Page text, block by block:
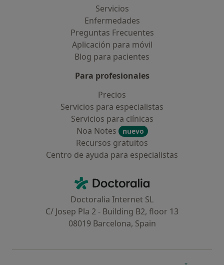
Servicios
Enfermedades
Preguntas Frecuentes
Aplicación para móvil
Blog para pacientes
Para profesionales
Precios
Servicios para especialistas
Servicios para clínicas
Noa Notes
nuevo
Recursos gratuitos
Centro de ayuda para especialistas
Doctoralia - Página de inicio
Doctoralia Internet SL
C/ Josep Pla 2 - Building B2, floor 13
08019 Barcelona, Spain